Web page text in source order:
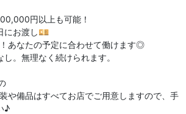
円以上も可能！
にお渡し💴
あなたの予定に合わせて働けます◎
し。無理なく続けられます。
や備品はすべてお店でご用意しますので、手
♪